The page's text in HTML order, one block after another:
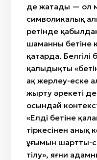
де жатады — ол
символикалық
ретінде
шаманның бетіне
қатарда. Белгілі
қалыңдықтың
ақ жерлеу-еске
жырту әрекеті де
осындай
«Елдің бетіне
тіркесінен анық
ұғымын шартты-
тілу», яғни